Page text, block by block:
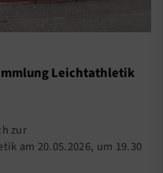
Leichtathletik
zur
am 20.05.2026, um 19.30